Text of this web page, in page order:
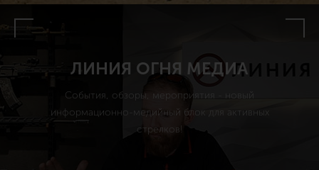
ЛИНИЯ ОГНЯ МЕДИА
События, обзоры, мероприятия - новый
информационно-медийный блок для активных
стрелков!